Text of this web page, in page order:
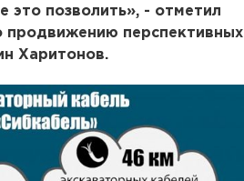
это позволить», - отметил
продвижению перспективных
Харитонов.